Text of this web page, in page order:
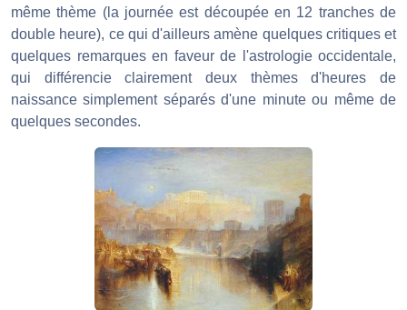
même thème (la journée est découpée en 12 tranches de
double heure), ce qui d'ailleurs amène quelques critiques et
quelques remarques en faveur de l'astrologie occidentale,
qui différencie clairement deux thèmes d'heures de
naissance simplement séparés d'une minute ou même de
quelques secondes.